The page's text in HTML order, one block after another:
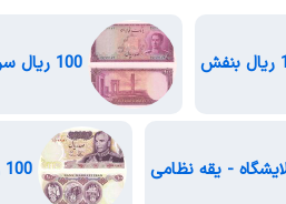
100 ریال سری سوم (گلی)